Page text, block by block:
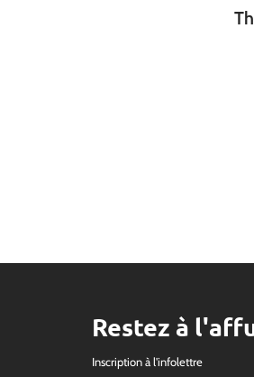
Restez à
Inscription à l'infolettre